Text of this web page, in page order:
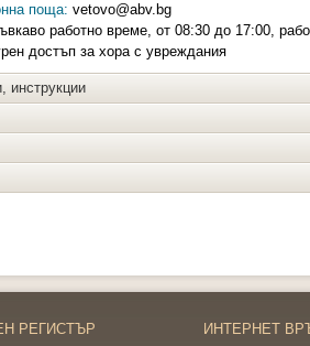
поща: vetovo@abv.bg
работно време, от 08:30 до 17:00,
достъп за хора с увреждания
инструкции
РЕГИСТЪР ИНТЕРНЕТ